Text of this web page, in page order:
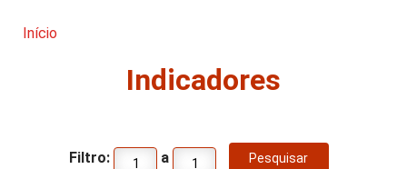
Início
Indicadores
Filtro: a